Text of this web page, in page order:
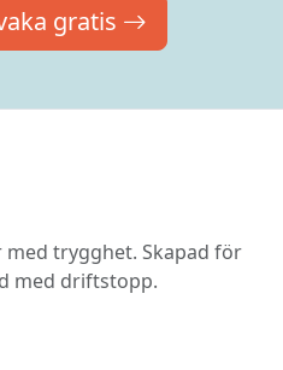
gratis
trygghet. Skapad för
med driftstopp.